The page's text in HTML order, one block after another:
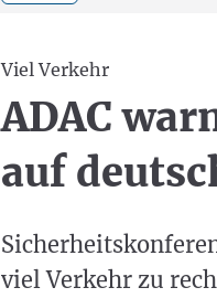
Viel Verkehr
ADAC
auf
viel Verkehr zu